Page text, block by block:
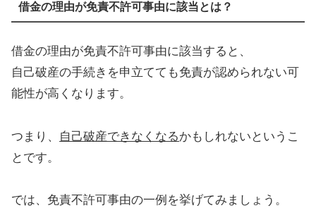
借金の理由が免責不許可事由に該当とは？
借金の理由が免責不許可事由に該当すると、
自己破産の手続きを申立てても免責が認められない可
能性が高くなります。
つまり、 自己破産できなくなるかもしれないというこ
とです。
では、免責不許可事由の一例を挙げてみましょう。